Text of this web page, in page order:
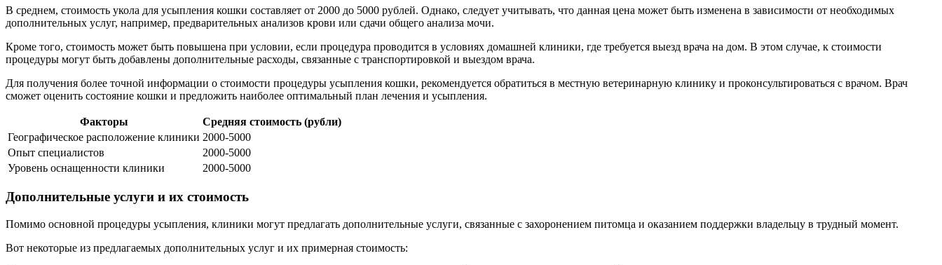
В среднем, стоимость укола для усыпления кошки составляет от 2000 до 5000 рублей. Однако, следует учитывать, что данная цена может быть изменена в зависимости от необходимых
дополнительных услуг, например, предварительных анализов крови или сдачи общего анализа мочи.
Кроме того, стоимость может быть повышена при условии, если процедура проводится в условиях домашней клиники, где требуется выезд врача на дом. В этом случае, к стоимости
процедуры могут быть добавлены дополнительные расходы, связанные с транспортировкой и выездом врача.
Для получения более точной информации о стоимости процедуры усыпления кошки, рекомендуется обратиться в местную ветеринарную клинику и проконсультироваться с врачом. Врач
сможет оценить состояние кошки и предложить наиболее оптимальный план лечения и усыпления.
Факторы
Средняя стоимость (рубли)
Географическое расположение клиники 2000-5000
Опыт специалистов
2000-5000
Уровень оснащенности клиники
2000-5000
Дополнительные услуги и их стоимость
Помимо основной процедуры усыпления, клиники могут предлагать дополнительные услуги, связанные с захоронением питомца и оказанием поддержки владельцу в трудный момент.
Вот некоторые из предлагаемых дополнительных услуг и их примерная стоимость: